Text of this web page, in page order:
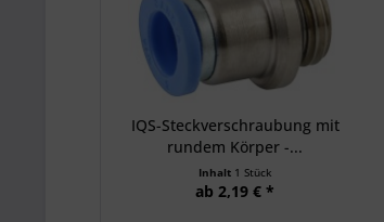
IQS-Steckverschraubung mit
rundem Körper -...
Inhalt 1 Stück
ab 2,19 € *